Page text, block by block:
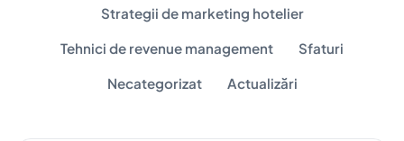
Strategii de marketing hotelier
Tehnici de revenue management Sfaturi
Necategorizat Actualizări